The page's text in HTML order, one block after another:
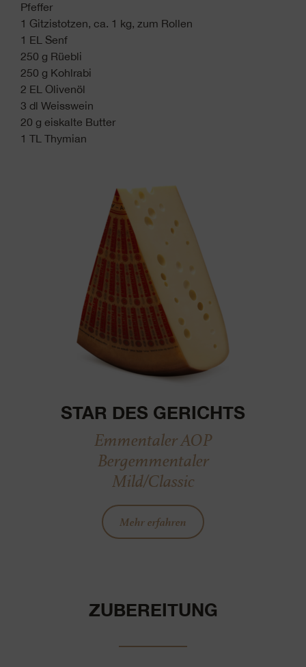
Pfeffer
1 Gitzistotzen, ca. 1 kg, zum Rollen
1 EL Senf
250 g Rüebli
250 g Kohlrabi
2 EL Olivenöl
3 dl Weisswein
20 g eiskalte Butter
1 TL Thymian
STAR DES GERICHTS
Emmentaler AOP
Bergemmentaler
Mild/Classic
Mehr erfahren
ZUBEREITUNG